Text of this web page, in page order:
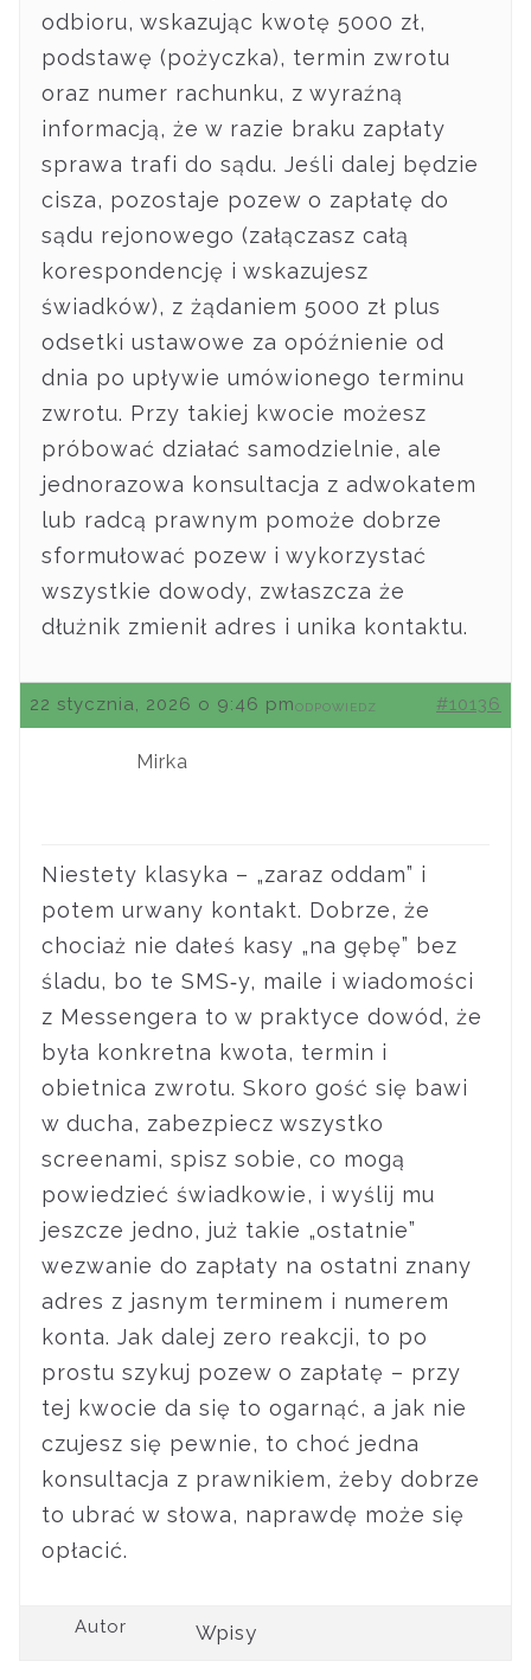
odbioru, wskazując kwotę 5000 zł,
podstawę (pożyczka), termin zwrotu
oraz numer rachunku, z wyraźną
informacją, że w razie braku zapłaty
sprawa trafi do sądu. Jeśli dalej będzie
cisza, pozostaje pozew o zapłatę do
sądu rejonowego (załączasz całą
korespondencję i wskazujesz
świadków), z żądaniem 5000 zł plus
odsetki ustawowe za opóźnienie od
dnia po upływie umówionego terminu
zwrotu. Przy takiej kwocie możesz
próbować działać samodzielnie, ale
jednorazowa konsultacja z adwokatem
lub radcą prawnym pomoże dobrze
sformułować pozew i wykorzystać
wszystkie dowody, zwłaszcza że
dłużnik zmienił adres i unika kontaktu.
22 stycznia, 2026 o 9:46 pm #10136
ODPOWIEDZ
Mirka
Niestety klasyka – „zaraz oddam” i
potem urwany kontakt. Dobrze, że
chociaż nie dałeś kasy „na gębę” bez
śladu, bo te SMS‑y, maile i wiadomości
z Messengera to w praktyce dowód, że
była konkretna kwota, termin i
obietnica zwrotu. Skoro gość się bawi
w ducha, zabezpiecz wszystko
screenami, spisz sobie, co mogą
powiedzieć świadkowie, i wyślij mu
jeszcze jedno, już takie „ostatnie”
wezwanie do zapłaty na ostatni znany
adres z jasnym terminem i numerem
konta. Jak dalej zero reakcji, to po
prostu szykuj pozew o zapłatę – przy
tej kwocie da się to ogarnąć, a jak nie
czujesz się pewnie, to choć jedna
konsultacja z prawnikiem, żeby dobrze
to ubrać w słowa, naprawdę może się
opłacić.
Autor Wpisy